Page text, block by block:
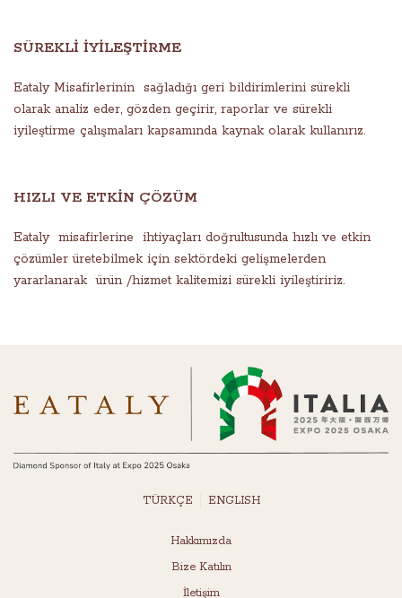
SÜREKLİ İYİLEŞTİRME
Eataly Misafirlerinin sağladığı geri bildirimlerini sürekli
olarak analiz eder, gözden geçirir, raporlar ve sürekli
iyileştirme çalışmaları kapsamında kaynak olarak kullanırız.
HIZLI VE ETKİN ÇÖZÜM
Eataly misafirlerine ihtiyaçları doğrultusunda hızlı ve etkin
çözümler üretebilmek için sektördeki gelişmelerden
yararlanarak ürün /hizmet kalitemizi sürekli iyileştiririz.
TÜRKÇE ENGLISH
Hakkımızda
Bize Katılın
İletişim